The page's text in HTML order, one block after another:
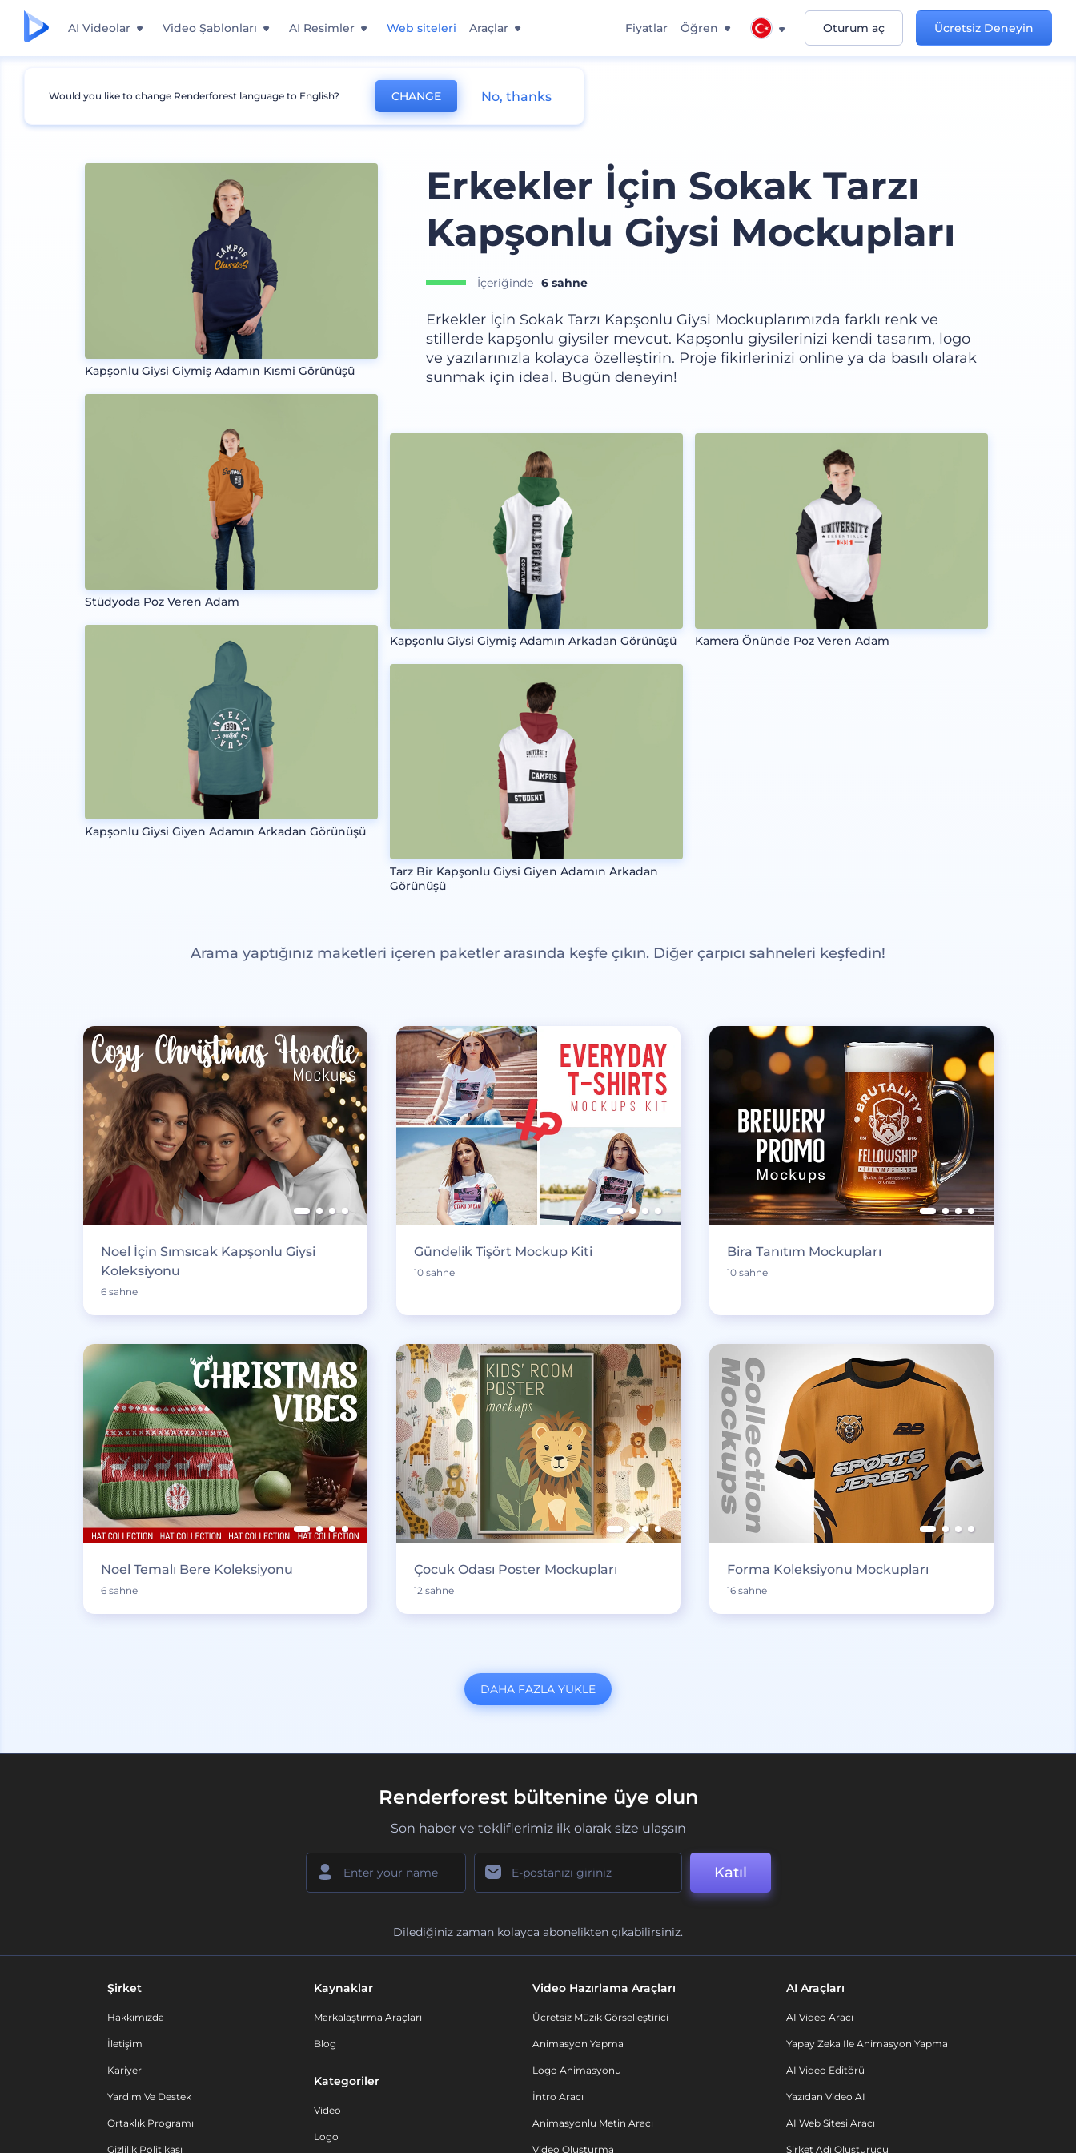
AI Videolar Video Şablonları AI Resimler Web siteleri Araçlar Fiyatlar Öğren Oturum aç Ücretsiz Deneyin
Mockuplar Giyim Kapüşonlu Giysi Mockup
Kapşonlu Giysi Giymiş Adamın Kısmi Görünüşü
Stüdyoda Poz Veren Adam
Kapşonlu Giysi Giyen Adamın Arkadan Görünüşü
Erkekler İçin Sokak Tarzı
Kapşonlu Giysi Mockupları
İçeriğinde 6 sahne
Erkekler İçin Sokak Tarzı Kapşonlu Giysi Mockuplarımızda farklı renk ve
stillerde kapşonlu giysiler mevcut. Kapşonlu giysilerinizi kendi tasarım, logo
ve yazılarınızla kolayca özelleştirin. Proje fikirlerinizi online ya da basılı olarak
sunmak için ideal. Bugün deneyin!
Kapşonlu Giysi Giymiş Adamın Arkadan Görünüşü
Tarz Bir Kapşonlu Giysi Giyen Adamın Arkadan
Görünüşü
Kamera Önünde Poz Veren Adam
Arama yaptığınız maketleri içeren paketler arasında keşfe çıkın. Diğer çarpıcı sahneleri keşfedin!
Noel İçin Sımsıcak Kapşonlu Giysi
Koleksiyonu
6 sahne
Gündelik Tişört Mockup Kiti
10 sahne
Bira Tanıtım Mockupları
10 sahne
Noel Temalı Bere Koleksiyonu
6 sahne
Çocuk Odası Poster Mockupları
12 sahne
Forma Koleksiyonu Mockupları
16 sahne
DAHA FAZLA YÜKLE
Renderforest bültenine üye olun
Son haber ve tekliflerimiz ilk olarak size ulaşsın
Katıl
Dilediğiniz zaman kolayca abonelikten çıkabilirsiniz.
Şirket
Hakkımızda
İletişim
Kariyer
Yardım Ve Destek
Ortaklık Programı
Gizlilik Politikası
Kaynaklar
Markalaştırma Araçları
Blog
Kategoriler
Video
Logo
Video Hazırlama Araçları
Ücretsiz Müzik Görselleştirici
Animasyon Yapma
Logo Animasyonu
İntro Aracı
Animasyonlu Metin Aracı
Video Oluşturma
AI Araçları
AI Video Aracı
Yapay Zeka Ile Animasyon Yapma
AI Video Editörü
Yazıdan Video AI
AI Web Sitesi Aracı
Şirket Adı Oluşturucu
Would you like to change Renderforest language to English? CHANGE No, thanks